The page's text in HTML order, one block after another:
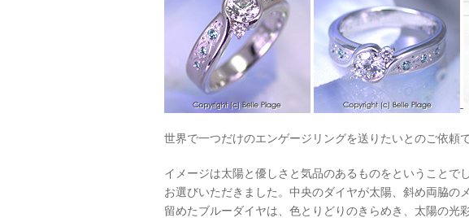
世界で一つだけのエンゲージリングを送りたいとのご依頼
イメージは太陽と優しさと気品のあるものをということで
お選びいただきました。中央のダイヤが太陽、斜め両脇の
留めたブルーダイヤは、色とりどりのきらめき、太陽の光